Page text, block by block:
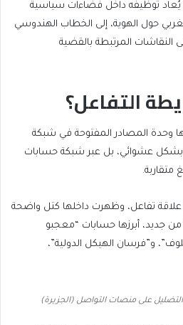
توظيفه داخل فضاءات سياسية
حول الهوية، إلى الخطاب الهندوسي
النقاشات المرتبطة بالقضية
التفاعل؟
وحدة المصادر المفتوحة في شبكة
بشكل عشوائي، بل عبر شبكة حسابات
متقاربة.
وتضم العينة 348 حسابا و326 علاقة تفاعل، وظهرت داخلها كتل واضحة
من جديد، أبرزها حسابات “معجبو
و”فرسان الهيكل الدولية”،
على منصات التواصل (الجزيرة)